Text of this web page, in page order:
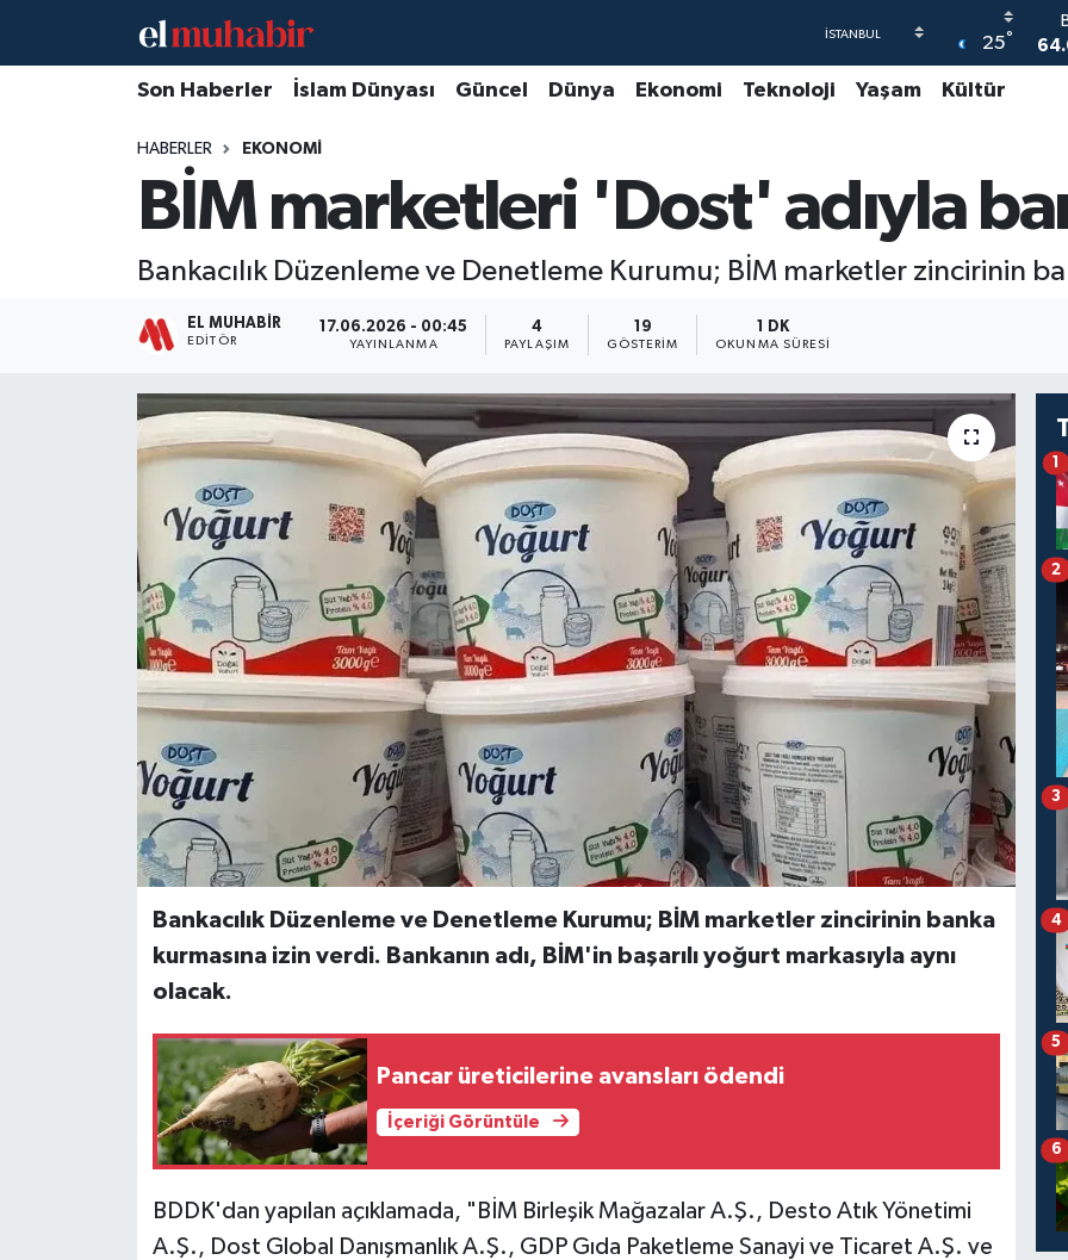
25°
Son Haberler İslam Dünyası Güncel Dünya Ekonomi Teknoloji Yaşam Kültür
HABERLER EKONOMI
BİM marketleri 'Dost' adıyla
Bankacılık Düzenleme ve Denetleme Kurumu; BİM marketler zincirinin
EL MUHABIR
EDITÖR
17.06.2026 - 00:45
YAYINLANMA
4
PAYLAŞIM
19
GÖSTERIM
1 DK
OKUNMA SÜRESI
Bankacılık Düzenleme ve Denetleme Kurumu; BİM marketler zincirinin banka
kurmasına izin verdi. Bankanın adı, BİM'in başarılı yoğurt markasıyla aynı
olacak.
Pancar üreticilerine avansları ödendi
İçeriği Görüntüle
BDDK'dan yapılan açıklamada, "BİM Birleşik Mağazalar A.Ş., Desto Atık Yönetimi
A.Ş., Dost Global Danışmanlık A.Ş., GDP Gıda Paketleme Sanayi ve Ticaret A.Ş. ve
1
2
3
4
5
6
Hava Durumu
Trafik Durumu
Süper Lig Puan Durumu ve Fikstür
Tüm Manşetler
Son Dakika Haberleri
Haber Arşivi